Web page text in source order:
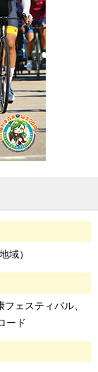
域）
ェスティバル、
ード